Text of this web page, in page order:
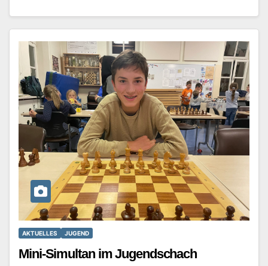
AKTUELLES JUGEND
Mini-Simultan im Jugendschach